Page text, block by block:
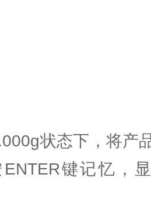
状态下，将产
键记忆，